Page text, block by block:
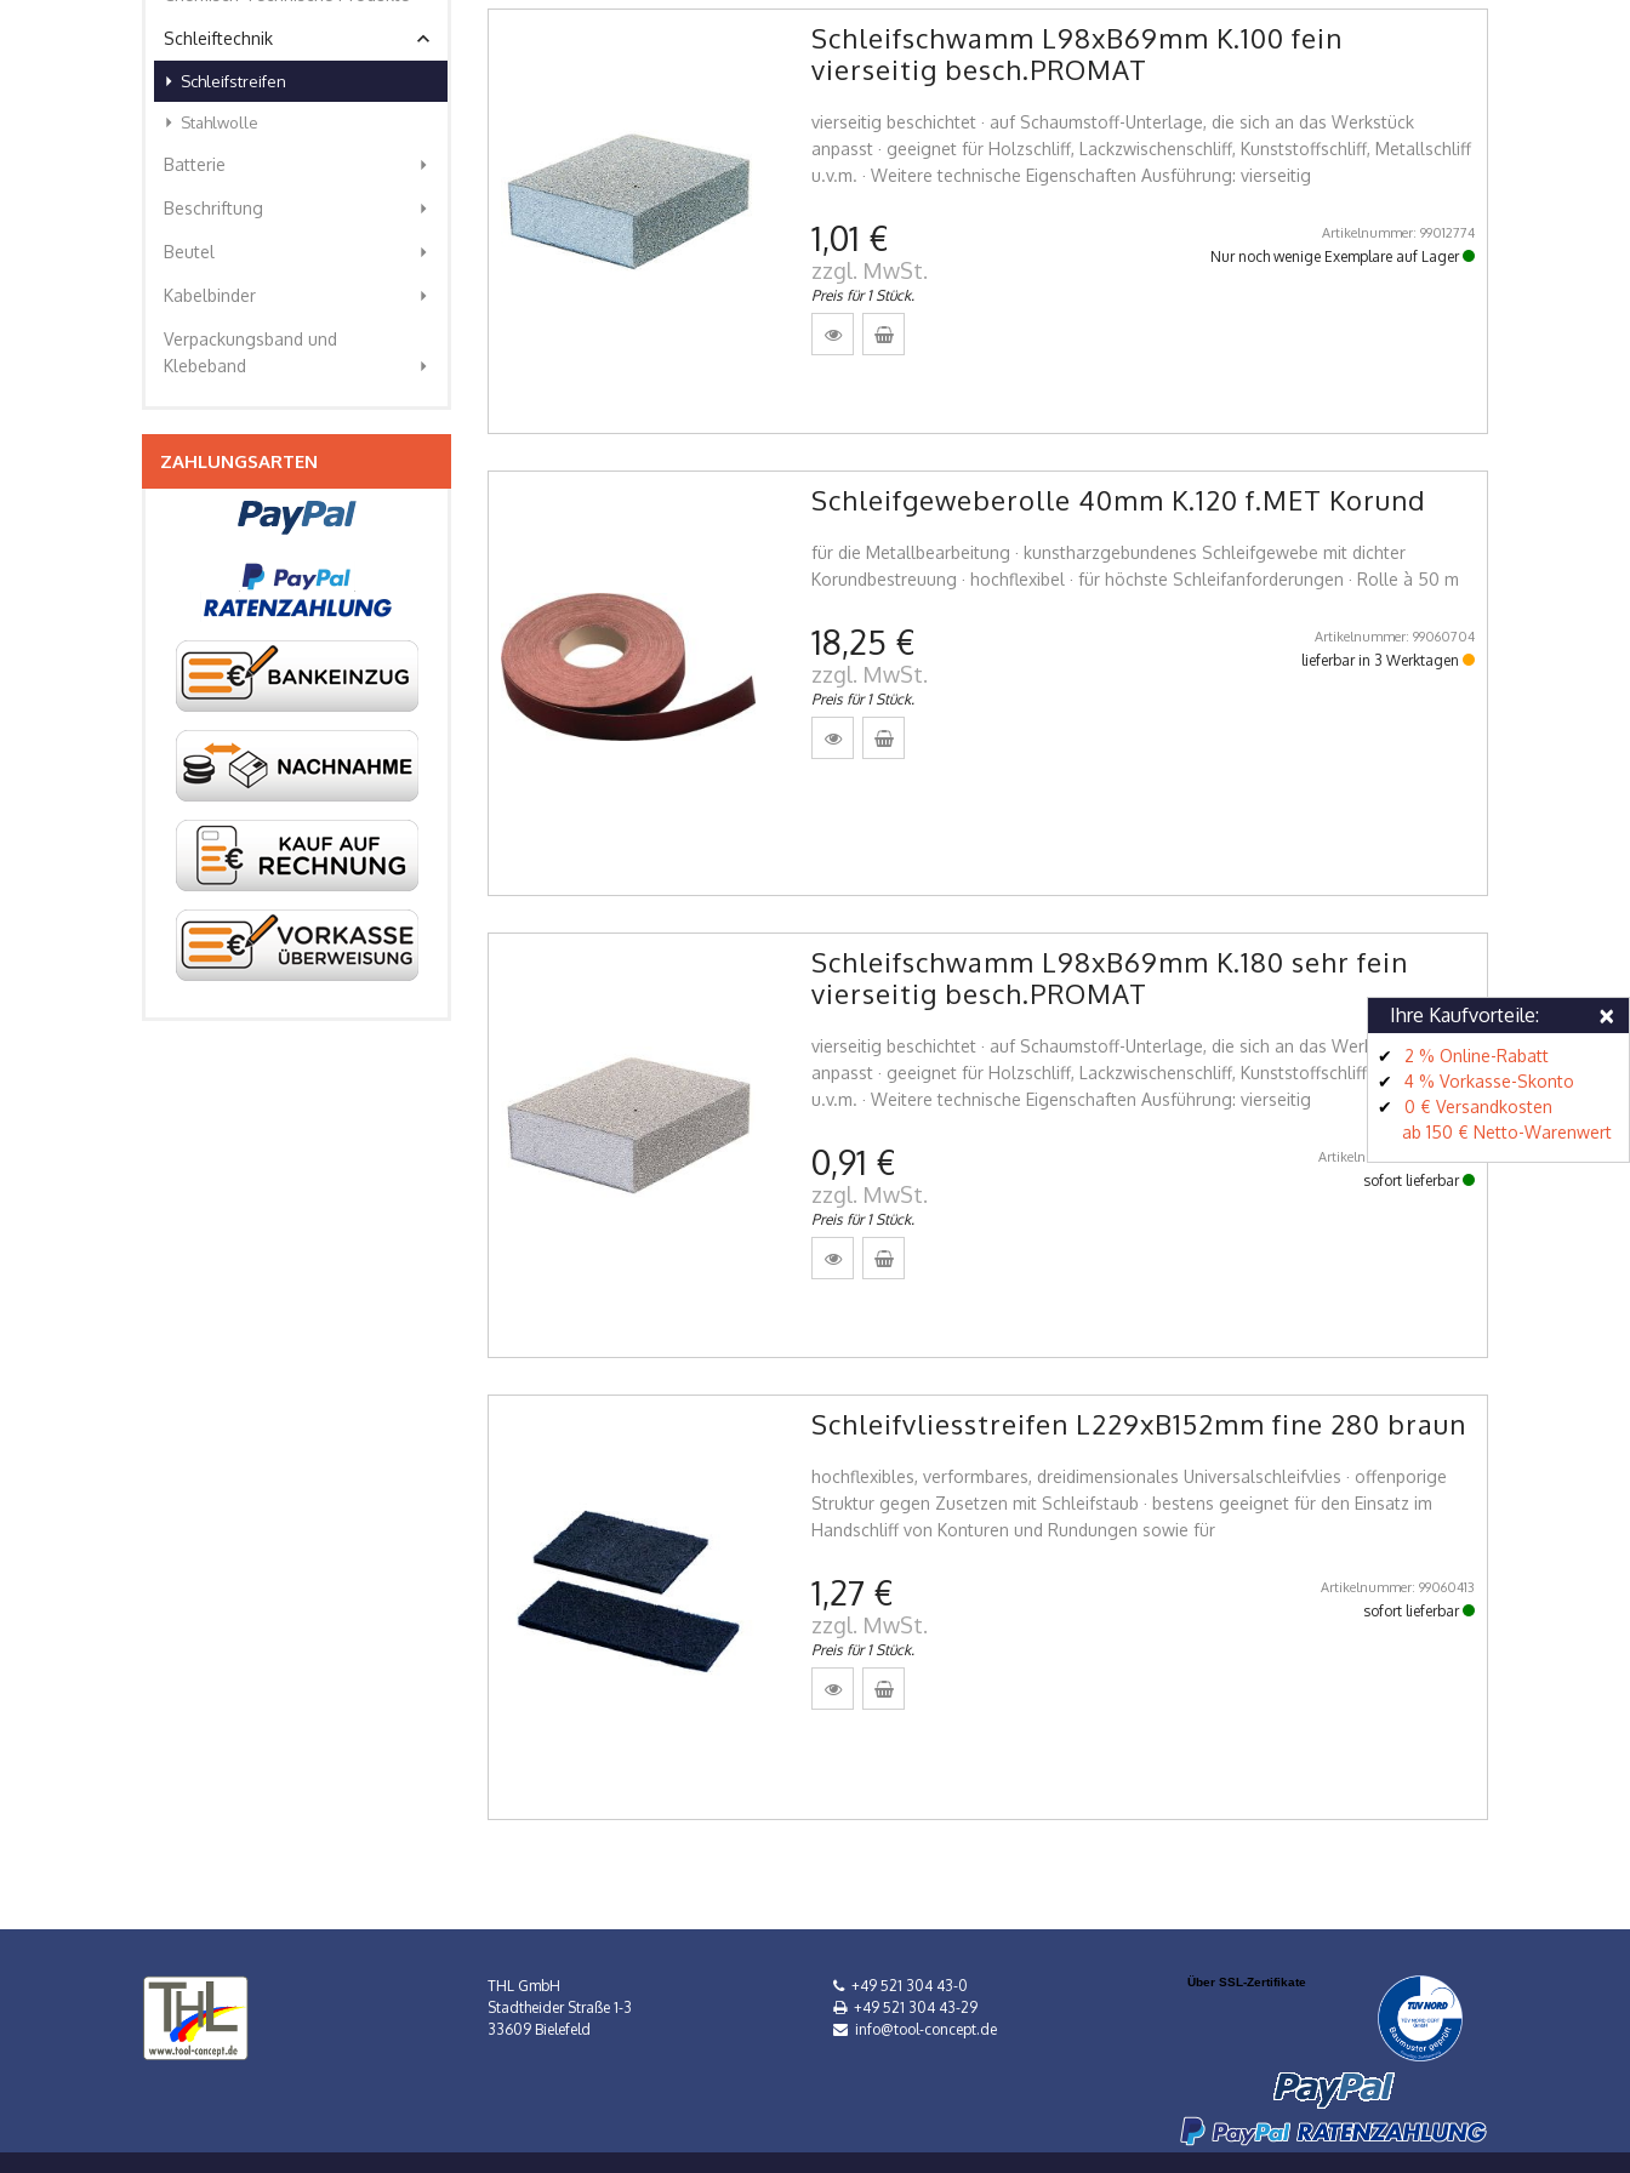
Schleiftechnik expand_less
Schleifstreifen
arrow_right
Stahlwolle
arrow_right
Batterie arrow_right
Beschriftung arrow_right
Beutel arrow_right
Kabelbinder arrow_right
Verpackungsband und
Klebeband
arrow_right
ZAHLUNGSARTEN
Schleifschwamm L98xB69mm K.100 fein
vierseitig besch.PROMAT
vierseitig beschichtet · auf Schaumstoff-Unterlage, die sich an das Werkstück
anpasst · geeignet für Holzschliff, Lackzwischenschliff, Kunststoffschliff, Metallschliff
u.v.m. · Weitere technische Eigenschaften Ausführung: vierseitig
1,01 €
zzgl. MwSt.
Preis für 1 Stück.
Artikelnummer: 99012774
Nur noch wenige Exemplare auf Lager
Schleifgeweberolle 40mm K.120 f.MET Korund
für die Metallbearbeitung · kunstharzgebundenes Schleifgewebe mit dichter
Korundbestreuung · hochflexibel · für höchste Schleifanforderungen · Rolle à 50 m
18,25 €
zzgl. MwSt.
Preis für 1 Stück.
Artikelnummer: 99060704
lieferbar in 3 Werktagen
Schleifschwamm L98xB69mm K.180 sehr fein
vierseitig besch.PROMAT
vierseitig beschichtet · auf Schaumstoff-Unterlage, die sich an das Werkstück
anpasst · geeignet für Holzschliff, Lackzwischenschliff, Kunststoffschliff, Metallschliff
u.v.m. · Weitere technische Eigenschaften Ausführung: vierseitig
0,91 €
zzgl. MwSt.
Preis für 1 Stück.
Artikelnummer: 99060479
sofort lieferbar
Schleifvliesstreifen L229xB152mm fine 280 braun
hochflexibles, verformbares, dreidimensionales Universalschleifvlies · offenporige
Struktur gegen Zusetzen mit Schleifstaub · bestens geeignet für den Einsatz im
Handschliff von Konturen und Rundungen sowie für
1,27 €
zzgl. MwSt.
Preis für 1 Stück.
Artikelnummer: 99060413
sofort lieferbar
THL GmbH
Stadtheider Straße 1-3
33609 Bielefeld
+49 521 304 43-0
+49 521 304 43-29
info@tool-concept.de
Über SSL-Zertifikate
Ihre Kaufvorteile: ×
2 % Online-Rabatt
4 % Vorkasse-Skonto
0 € Versandkosten
ab 150 € Netto-Warenwert